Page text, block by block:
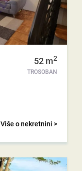
52 m2
TROSOBAN
Više o nekretnini >